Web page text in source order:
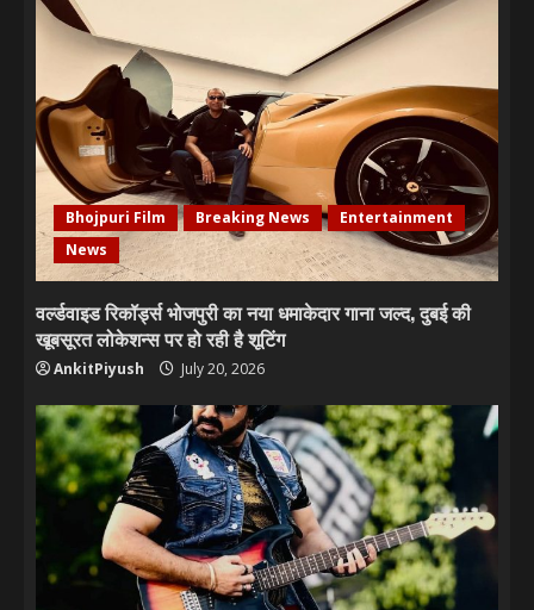
Bhojpuri Film Breaking News
Entertainment
News
वर्ल्डवाइड रिकॉर्ड्स भोजपुरी का नया धमाकेदार गाना जल्द, दुबई की
खूबसूरत लोकेशन्स पर हो रही है शूटिंग
AnkitPiyush July 20, 2026